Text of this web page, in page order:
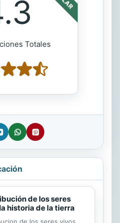
Totales
de los seres
historia de la tierra
de los seres vivos